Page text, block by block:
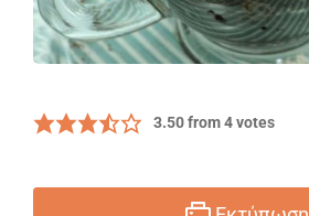
3.50from4votes